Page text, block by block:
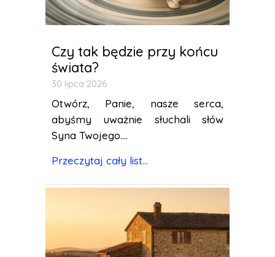
Czy tak będzie przy końcu
świata?
30 lipca 2026
Otwórz, Panie, nasze serca,
abyśmy uważnie słuchali słów
Syna Twojego....
Przeczytaj cały list...